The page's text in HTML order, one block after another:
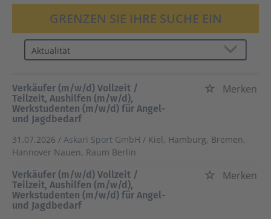
GRENZEN SIE IHRE SUCHE EIN
Verkäufer (m/w/d) Vollzeit /
Teilzeit, Aushilfen (m/w/d),
Werkstudenten (m/w/d) für Angel-
und Jagdbedarf
Merken
31.07.2026 / Askari Sport GmbH / Kiel, Hamburg, Bremen,
Hannover Nauen, Raum Berlin
Verkäufer (m/w/d) Vollzeit /
Teilzeit, Aushilfen (m/w/d),
Werkstudenten (m/w/d) für Angel-
und Jagdbedarf
Merken